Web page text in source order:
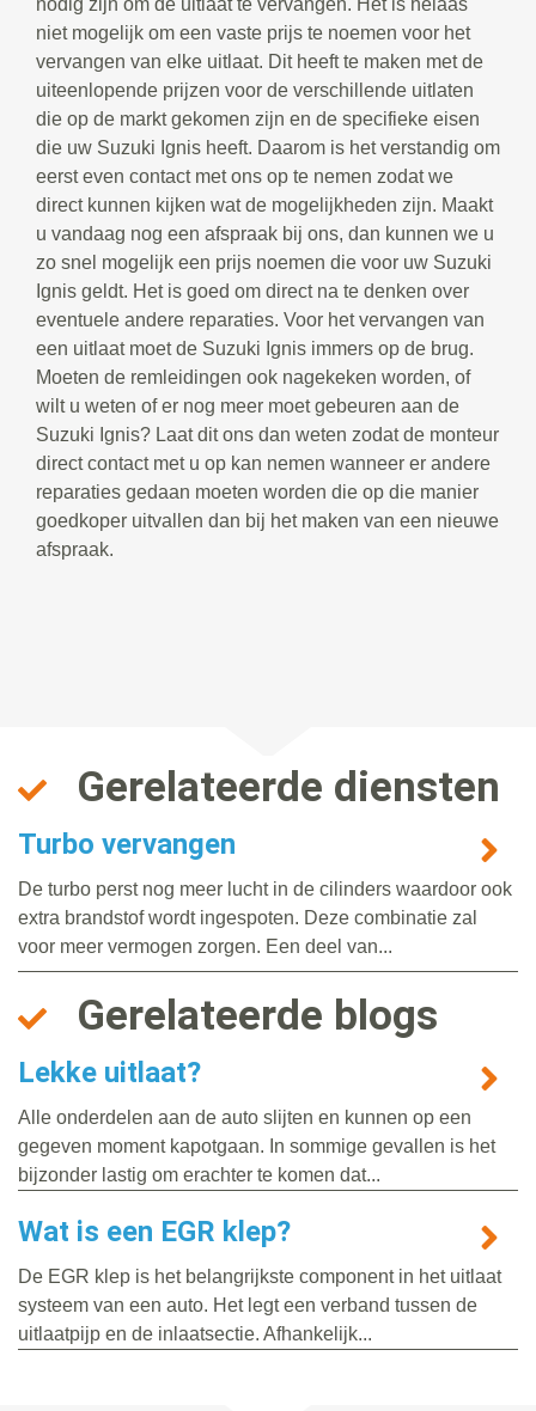
nodig zijn om de uitlaat te vervangen. Het is helaas
niet mogelijk om een vaste prijs te noemen voor het
vervangen van elke uitlaat. Dit heeft te maken met de
uiteenlopende prijzen voor de verschillende uitlaten
die op de markt gekomen zijn en de specifieke eisen
die uw Suzuki Ignis heeft. Daarom is het verstandig om
eerst even contact met ons op te nemen zodat we
direct kunnen kijken wat de mogelijkheden zijn. Maakt
u vandaag nog een afspraak bij ons, dan kunnen we u
zo snel mogelijk een prijs noemen die voor uw Suzuki
Ignis geldt. Het is goed om direct na te denken over
eventuele andere reparaties. Voor het vervangen van
een uitlaat moet de Suzuki Ignis immers op de brug.
Moeten de remleidingen ook nagekeken worden, of
wilt u weten of er nog meer moet gebeuren aan de
Suzuki Ignis? Laat dit ons dan weten zodat de monteur
direct contact met u op kan nemen wanneer er andere
reparaties gedaan moeten worden die op die manier
goedkoper uitvallen dan bij het maken van een nieuwe
afspraak.
Gerelateerde diensten
Turbo vervangen
De turbo perst nog meer lucht in de cilinders waardoor ook
extra brandstof wordt ingespoten. Deze combinatie zal
voor meer vermogen zorgen. Een deel van...
Gerelateerde blogs
Lekke uitlaat?
Alle onderdelen aan de auto slijten en kunnen op een
gegeven moment kapotgaan. In sommige gevallen is het
bijzonder lastig om erachter te komen dat...
Wat is een EGR klep?
De EGR klep is het belangrijkste component in het uitlaat
systeem van een auto. Het legt een verband tussen de
uitlaatpijp en de inlaatsectie. Afhankelijk...